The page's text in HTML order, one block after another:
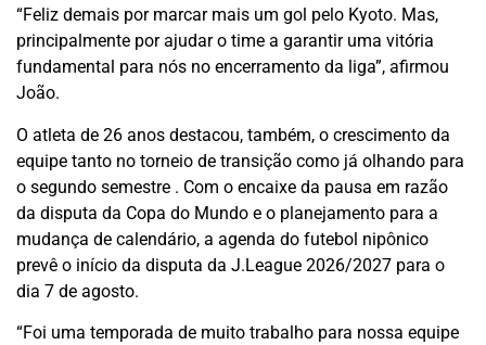
“Feliz demais por marcar mais um gol pelo Kyoto. Mas,
principalmente por ajudar o time a garantir uma vitória
fundamental para nós no encerramento da liga”, afirmou
João.
O atleta de 26 anos destacou, também, o crescimento da
equipe tanto no torneio de transição como já olhando para
o segundo semestre . Com o encaixe da pausa em razão
da disputa da Copa do Mundo e o planejamento para a
mudança de calendário, a agenda do futebol nipônico
prevê o início da disputa da J.League 2026/2027 para o
dia 7 de agosto.
“Foi uma temporada de muito trabalho para nossa equipe